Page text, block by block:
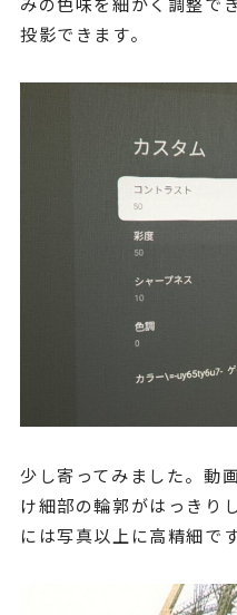
投影できます。
少し寄ってみました。動
け細部の輪郭がはっきり
には写真以上に高精細で